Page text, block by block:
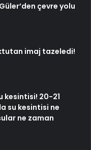
çevre yolu
imaj tazeledi!
kesintisi! 20-21
su kesintisi ne
ne zaman